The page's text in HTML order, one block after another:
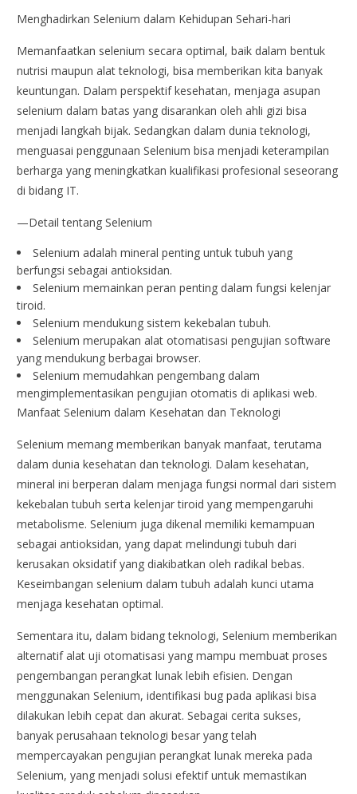
Menghadirkan Selenium dalam Kehidupan Sehari-hari
Memanfaatkan selenium secara optimal, baik dalam bentuk
nutrisi maupun alat teknologi, bisa memberikan kita banyak
keuntungan. Dalam perspektif kesehatan, menjaga asupan
selenium dalam batas yang disarankan oleh ahli gizi bisa
menjadi langkah bijak. Sedangkan dalam dunia teknologi,
menguasai penggunaan Selenium bisa menjadi keterampilan
berharga yang meningkatkan kualifikasi profesional seseorang
di bidang IT.
—Detail tentang Selenium
Selenium adalah mineral penting untuk tubuh yang
berfungsi sebagai antioksidan.
Selenium memainkan peran penting dalam fungsi kelenjar
tiroid.
Selenium mendukung sistem kekebalan tubuh.
Selenium merupakan alat otomatisasi pengujian software
yang mendukung berbagai browser.
Selenium memudahkan pengembang dalam
mengimplementasikan pengujian otomatis di aplikasi web.
Manfaat Selenium dalam Kesehatan dan Teknologi
Selenium memang memberikan banyak manfaat, terutama
dalam dunia kesehatan dan teknologi. Dalam kesehatan,
mineral ini berperan dalam menjaga fungsi normal dari sistem
kekebalan tubuh serta kelenjar tiroid yang mempengaruhi
metabolisme. Selenium juga dikenal memiliki kemampuan
sebagai antioksidan, yang dapat melindungi tubuh dari
kerusakan oksidatif yang diakibatkan oleh radikal bebas.
Keseimbangan selenium dalam tubuh adalah kunci utama
menjaga kesehatan optimal.
Sementara itu, dalam bidang teknologi, Selenium memberikan
alternatif alat uji otomatisasi yang mampu membuat proses
pengembangan perangkat lunak lebih efisien. Dengan
menggunakan Selenium, identifikasi bug pada aplikasi bisa
dilakukan lebih cepat dan akurat. Sebagai cerita sukses,
banyak perusahaan teknologi besar yang telah
mempercayakan pengujian perangkat lunak mereka pada
Selenium, yang menjadi solusi efektif untuk memastikan